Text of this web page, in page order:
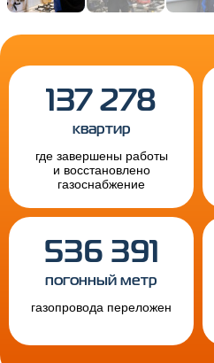
137 278
квартир
где завершены работы
и восстановлено
газоснабжение
536 391
погонный метр
газопровода переложен